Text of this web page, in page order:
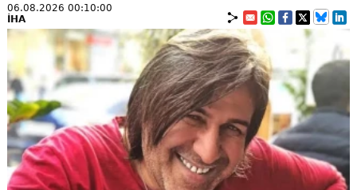
06.08.2026 00:10:00
İHA